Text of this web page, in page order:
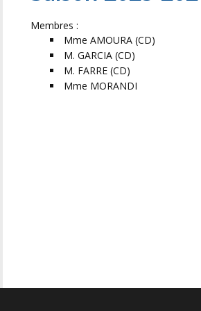
Membres :
Mme AMOURA (CD)
M. GARCIA (CD)
M. FARRE (CD)
Mme MORANDI